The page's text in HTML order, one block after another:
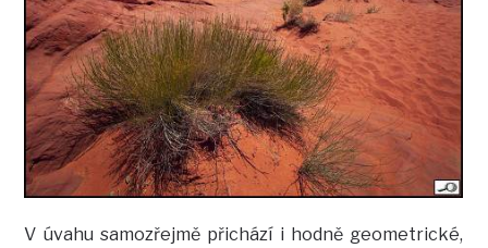
V úvahu samozřejmě přichází i hodně geometrické,